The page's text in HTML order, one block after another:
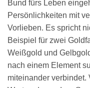
Bund fürs Leben
Persönlichkeiten mit
Vorlieben. Es spricht
Beispiel für zwei
Weißgold und
nach einem Element
miteinander verbindet.